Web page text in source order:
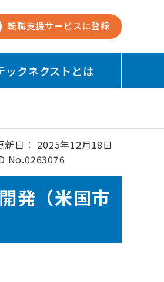
転職支援サービスに登録
ックネクストとは
新日： 2025年12月18日
No.0263076
発（米国市